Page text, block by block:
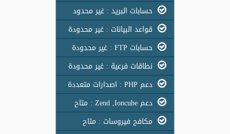
حسابات البريد : غير محدود
قواعد البيانات : غير محدودة
حسابات FTP : غير محدودة
نطاقات فرعية : غير محدودة
دعم PHP : اصدارات متعددة
دعم Zend ,Ioncube : متاح
مكافح فيروسات : متاح